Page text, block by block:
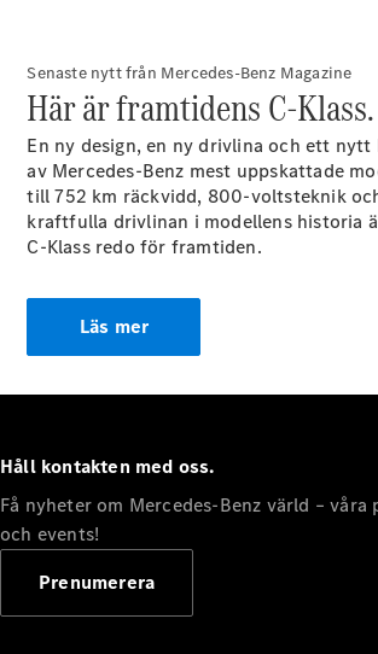
AMG GT
4-Dörrars
Coupé
Elektrisk
Konfigurator
Mercedes-
Benz Online
Store
Alla
Roadster
CLE
Senaste nytt från Mercedes-Benz Magazine
Här är framtidens C-Klass.
En ny design, en ny drivlina och ett
av Mercedes-Benz mest uppskattade
till 752 km räckvidd, 800-voltsteknik
kraftfulla drivlinan i modellens historia
C-Klass redo för framtiden.
Läs mer
Håll kontakten med oss.
Få nyheter om Mercedes-Benz värld –
och events!
Prenumerera